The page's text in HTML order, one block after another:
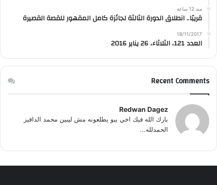
منذ 12 ساعة
قريبًا.. انطلاق الدورة الثالثة لجائزة كامل المقهور للقصة القصيرة
18/11/2017
العدد 121، الثلاثاء، 26 يناير 2016
Recent Comments
Redwan Dagez
بارك الله فيك اخي يبو يطلعونه مش ليبين محمد الداقيز
الحمدلله...